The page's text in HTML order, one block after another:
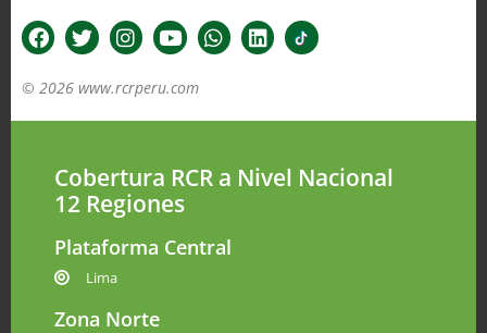
© 2026 www.rcrperu.com
Cobertura RCR a Nivel Nacional
12 Regiones
Plataforma Central
Lima
Zona Norte